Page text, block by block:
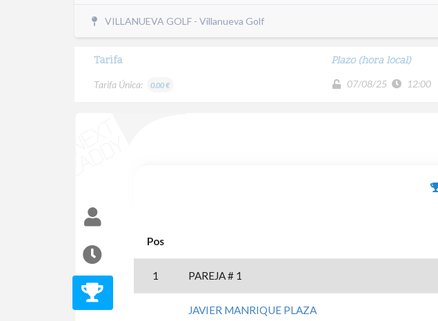
VILLANUEVA GOLF - Villanueva Golf
Tarifa
Tarifa Única: 0.00 €
Plazo (hora local)
07/08/25 12:00
Pos
1 PAREJA # 1
JAVIER MANRIQUE PLAZA